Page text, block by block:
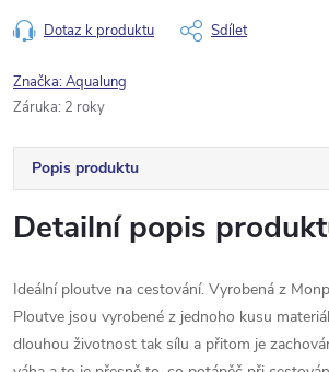
Dotaz k produktu Sdílet
Značka:Aqualung
Záruka: 2 roky
Popis produktu
Detailní popis
Ideální ploutve na cestování. Vyrobená z
Ploutve jsou vyrobené z jednoho kusu
dlouhou životnost tak sílu a přitom je